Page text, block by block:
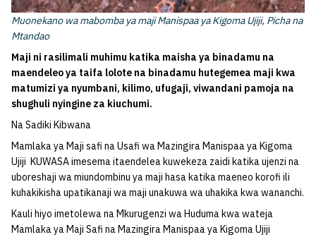
Muonekano wa mabomba ya maji Manispaa ya Kigoma Ujiji, Picha na
Mtandao
Maji ni rasilimali muhimu katika maisha ya binadamu na
maendeleo ya taifa lolote na binadamu hutegemea maji kwa
matumizi ya nyumbani, kilimo, ufugaji, viwandani pamoja na
shughuli nyingine za kiuchumi.
Na Sadiki Kibwana
Mamlaka ya Maji safi na Usafi wa Mazingira Manispaa ya Kigoma
Ujiji KUWASA imesema itaendelea kuwekeza zaidi katika ujenzi na
uboreshaji wa miundombinu ya maji hasa katika maeneo korofi ili
kuhakikisha upatikanaji wa maji unakuwa wa uhakika kwa wananchi.
Kauli hiyo imetolewa na Mkurugenzi wa Huduma kwa wateja
Mamlaka ya Maji Safi na Mazingira Manispaa ya Kigoma Ujiji